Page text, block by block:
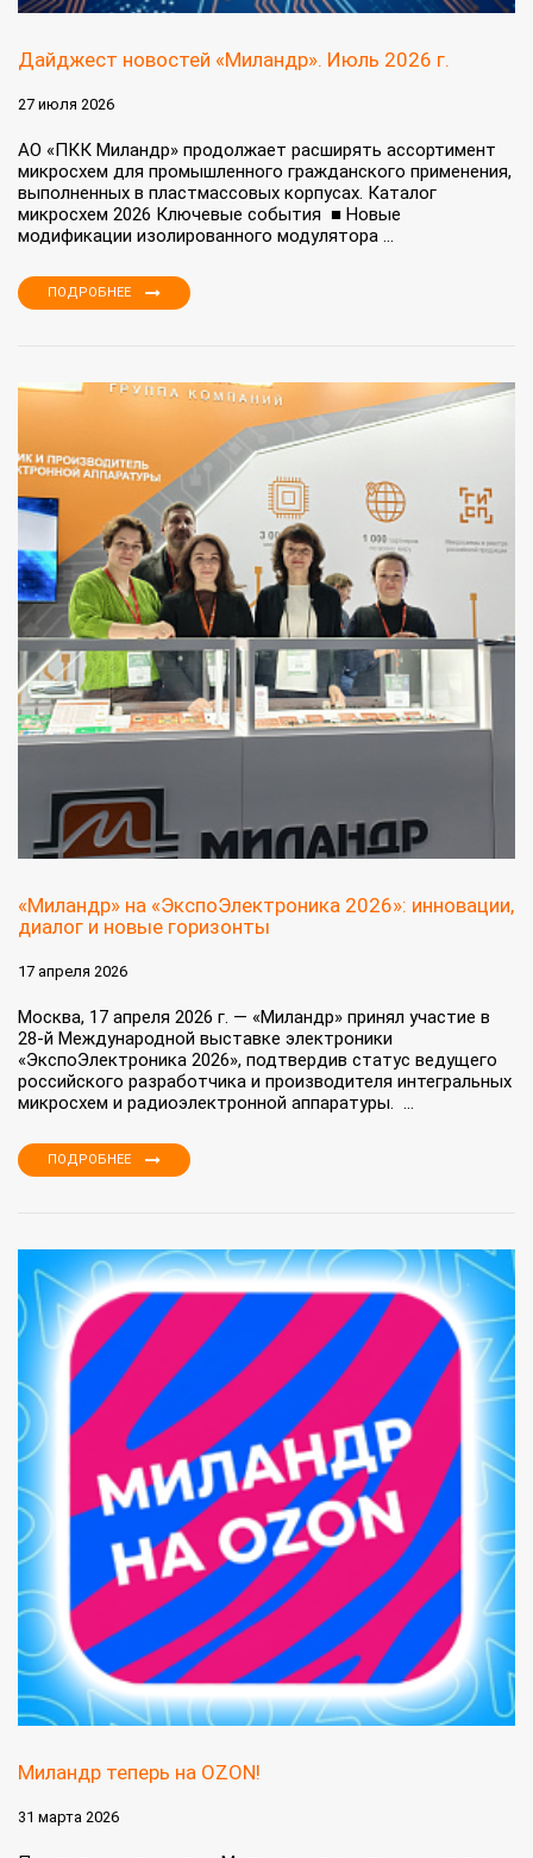
Дайджест новостей «Миландр». Июль 2026 г.
27 июля 2026
АО «ПКК Миландр» продолжает расширять ассортимент
микросхем для промышленного гражданского применения,
выполненных в пластмассовых корпусах. Каталог
микросхем 2026 Ключевые события ■ Новые
модификации изолированного модулятора ...
ПОДРОБНЕЕ
«Миландр» на «ЭкспоЭлектроника 2026»: инновации,
диалог и новые горизонты
17 апреля 2026
Москва, 17 апреля 2026 г. — «Миландр» принял участие в
28-й Международной выставке электроники
«ЭкспоЭлектроника 2026», подтвердив статус ведущего
российского разработчика и производителя интегральных
микросхем и радиоэлектронной аппаратуры. ...
ПОДРОБНЕЕ
Миландр теперь на OZON!
31 марта 2026